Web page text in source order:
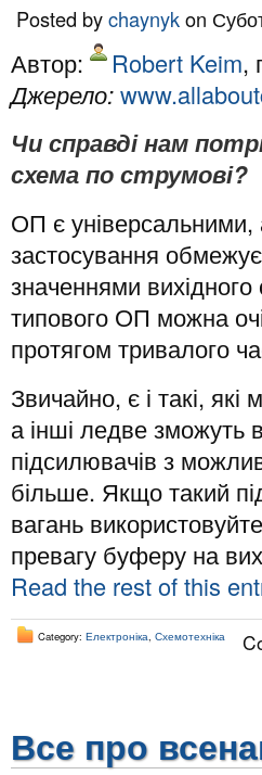
Posted bychaynykon
Автор: Robert Keim,
Джерело:
Чи справді нам
схема по струмові?
ОП є універсальними,
застосування
значеннями вихідного
типового ОП можна
протягом тривалого
Звичайно, є і такі,
а інші ледве зможуть
підсилювачів з
більше. Якщо такий
вагань
превагу буферу на
Read the rest of this
Category: Електроніка Схемотехніка
Все про